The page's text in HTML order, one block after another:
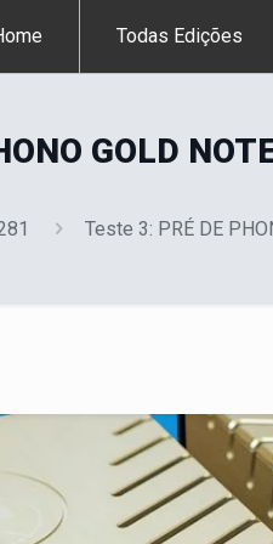
Todas Edições
GOLD
Teste 3: PRÉ DE